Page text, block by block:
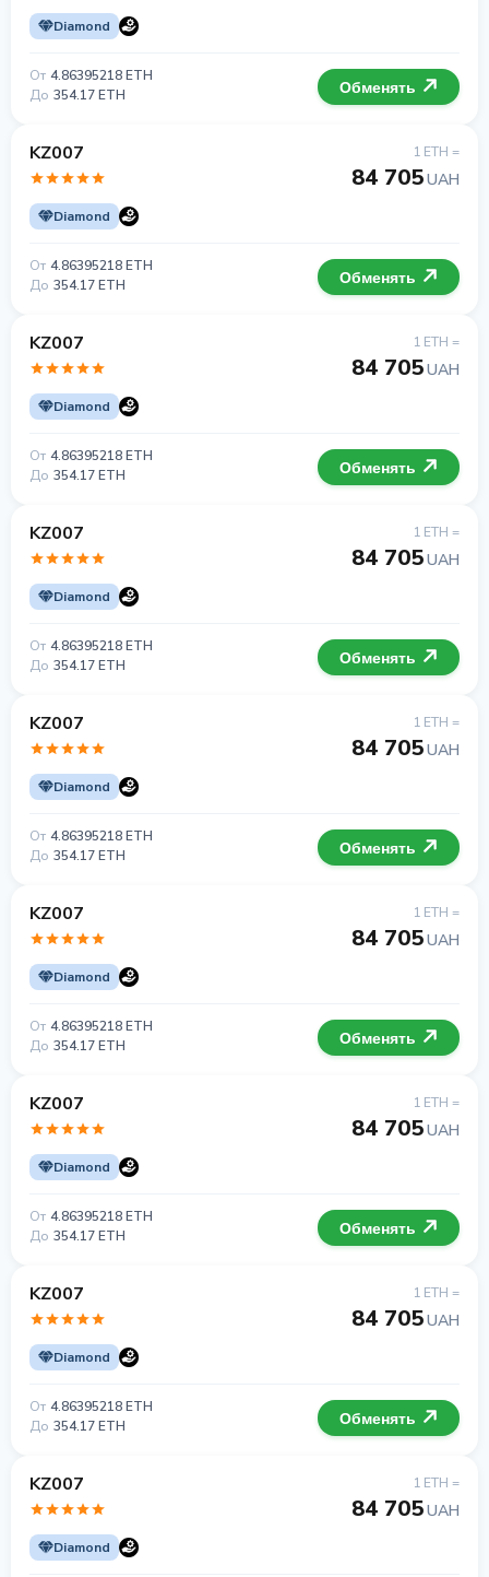
Diamond
От 4.86395218 ETH
До 354.17 ETH Обменять
KZ007
Diamond
1 ETH =
84 705UAH
От 4.86395218 ETH
До 354.17 ETH Обменять
KZ007
Diamond
1 ETH =
84 705UAH
От 4.86395218 ETH
До 354.17 ETH Обменять
KZ007
Diamond
1 ETH =
84 705UAH
От 4.86395218 ETH
До 354.17 ETH Обменять
KZ007
Diamond
1 ETH =
84 705UAH
От 4.86395218 ETH
До 354.17 ETH Обменять
KZ007
Diamond
1 ETH =
84 705UAH
От 4.86395218 ETH
До 354.17 ETH Обменять
KZ007
Diamond
1 ETH =
84 705UAH
От 4.86395218 ETH
До 354.17 ETH Обменять
KZ007
Diamond
1 ETH =
84 705UAH
От 4.86395218 ETH
До 354.17 ETH Обменять
KZ007
Diamond
1 ETH =
84 705UAH